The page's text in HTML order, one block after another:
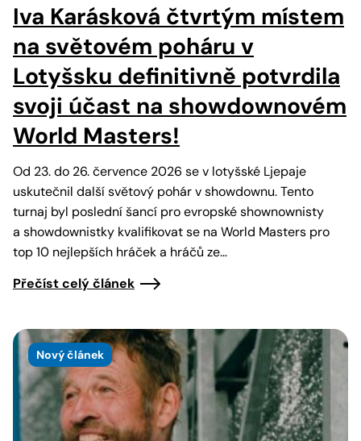
Iva Karásková čtvrtým místem
na světovém poháru v
Lotyšsku definitivně potvrdila
svoji účast na showdownovém
World Masters!
Od 23. do 26. července 2026 se v lotyšské Ljepaje
uskutečnil další světový pohár v showdownu. Tento
turnaj byl poslední šancí pro evropské shownownisty
a showdownistky kvalifikovat se na World Masters pro
top 10 nejlepších hráček a hráčů ze…
Přečíst celý článek
Nový článek